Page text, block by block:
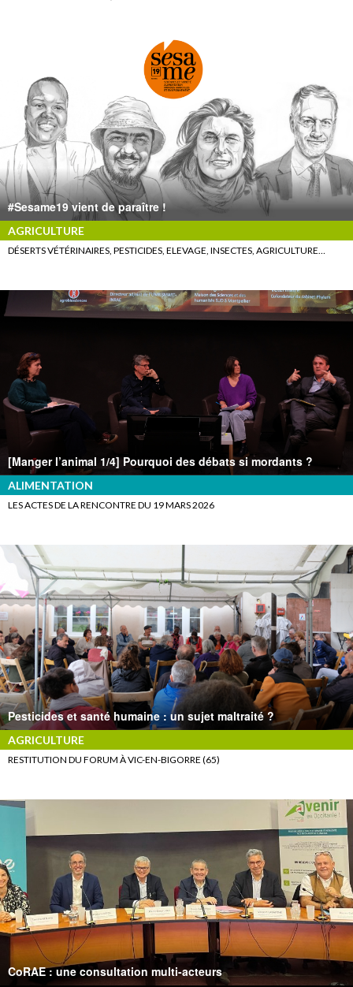
#Sesame19 vient de paraître !
AGRICULTURE
DÉSERTS VÉTÉRINAIRES, PESTICIDES, ELEVAGE, INSECTES, AGRICULTURE…
[Manger l’animal 1/4] Pourquoi des débats si mordants ?
ALIMENTATION
LES ACTES DE LA RENCONTRE DU 19 MARS 2026
Pesticides et santé humaine : un sujet maltraité ?
AGRICULTURE
RESTITUTION DU FORUM À VIC-EN-BIGORRE (65)
CoRAE : une consultation multi-acteurs